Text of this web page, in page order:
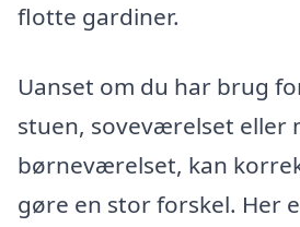
flotte gardiner.
Uanset om du har brug
stuen, soveværelset eller
børneværelset, kan
gøre en stor forskel. Her